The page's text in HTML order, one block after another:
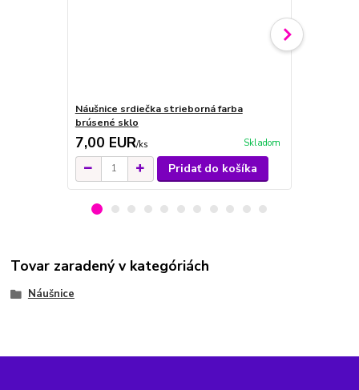
Náušnice srdiečka strieborná farba
brúsené sklo
7,00 EUR/ks Skladom
Pridať do košíka
Tovar zaradený v kategóriách
Náušnice